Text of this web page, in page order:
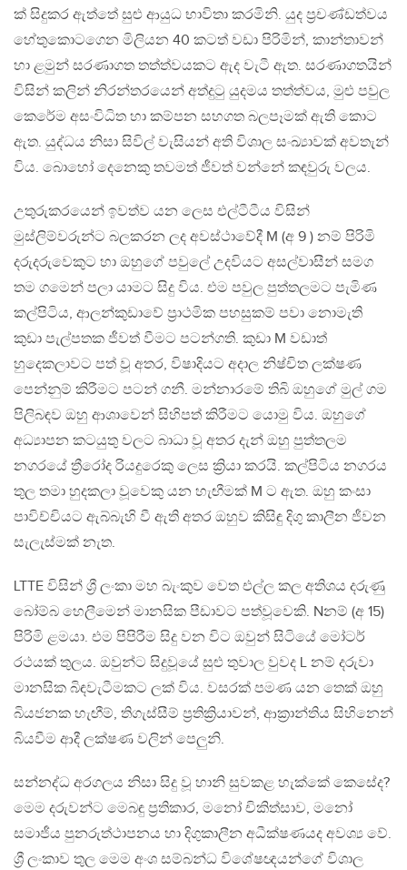
ක් සිදුකර ඇත්තේ සුළු ආයුධ භාවිතා කරමිනි. යුද ප්‍රචණ්ඩත්වය
හේතුකොටගෙන මිලියන 40 කටත් වඩා පිරිමින්, කාන්තාවන්
හා ළමුන් සරණාගත තත්ත්වයකට ඇද වැටී ඇත. සරණාගතයින්
විසින් කලින් නිරන්තරයෙන් අත්දුටු යුදමය තත්ත්වය, මුළු පවුල
කෙරේම අසංවිධිත හා කම්පන සහගත බලපෑමක් ඇති කොට
ඇත. යුද්ධය නිසා සිවිල් වැසියන් අති විශාල සංඛ්‍යාවක් අවතැන්
විය. බොහෝ දෙනෙකු තවමත් ජීවත් වන්නේ කඳවුරු වලය.
උතුරුකරයෙන් ඉවත්ව යන ලෙස එල්ටීටීය විසින්
මුස්ලිම්වරුන්ට බලකරන ලද අවස්ථාවේදී M (අ 9 ) නම් පිරිමි
දරුදරුවෙකුට හා ඔහුගේ පවුලේ උදවියට අසල්වාසීන් සමග
තම ගමෙන් පලා යාමට සිදු විය. එම පවුල පුත්තලමට පැමිණ
කල්පිටිය, ආලන්කුඩාවේ ප්‍රාථමික පහසුකම් පවා නොමැති
කුඩා පැල්පතක ජීවත් වීමට පටන්ගති. කුඩා M වඩාත්
හුදෙකලාවට පත් වූ අතර, විෂාදියට අදාල නිෂ්චිත ලක්ෂණ
පෙන්නුම් කිරීමට පටන් ගනී. මන්නාරමේ තිබි ඔහුගේ මුල් ගම
පිලිබඳව ඔහු ආශාවෙන් සිහිපත් කිරීමට යොමු විය. ඔහුගේ
අධ්‍යාපන කටයුතු වලට බාධා වූ අතර දැන් ඔහු පුත්තලම
නගරයේ ත්‍රීරෝද රියදුරෙකු ලෙස ක්‍රියා කරයි. කල්පිටිය නගරය
තුල තමා හුදකලා වූවෙකු යන හැඟීමක් M ට ඇත. ඔහු කංසා
පාවිච්චියට ඇබ්බැහි වී ඇති අතර ඔහුව කිසිඳු දිගු කාලීන ජීවන
සැලැස්මක් නැත.
LTTE විසින් ශ්‍රී ලංකා මහ බැංකුව වෙත එල්ල කල අතිශය දරුණු
බෝම්බ හෙලීමෙන් මානසික පීඩාවට පත්වූවෙකි. Nනම් (අ 15)
පිරිමි ළමයා. එම පිපිරීම සිදු වන විට ඔවුන් සිටියේ මෝටර්
රථයක් තුලය. ඔවුන්ට සිදුවූයේ සුළු තුවාල වුවද L නම් දරුවා
මානසික බිඳවැටීමකට ලක් විය. වසරක් පමණ යන තෙක් ඔහු
බියජනක හැඟීම්, තිගැස්සීම් ප්‍රතික්‍රියාවන්, ආක්‍රාන්තිය සිහිනෙන්
බියවීම ආදී ලක්ෂණ වලින් පෙලුනි.
සන්නද්ධ අරගලය නිසා සිදු වූ හානි සුවකළ හැක්කේ කෙසේද?
මෙම දරුවන්ට මෙබඳු ප්‍රතිකාර, මනෝ චිකිත්සාව, මනෝ
සමාජීය පුනරුත්ථාපනය හා දිගුකාලීන අධීක්ෂණයද අවශ්‍ය වේ.
ශ්‍රී ලංකාව තුල මෙම අංශ සම්බන්ධ විශේෂඥයන්ගේ විශාල